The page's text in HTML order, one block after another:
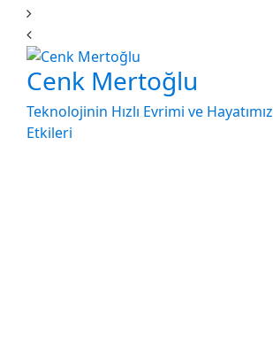
Cenk Mertoğlu
Teknolojinin Hızlı Evrimi ve
Etkileri